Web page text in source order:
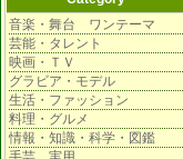
音楽・舞台 ワンテーマ
芸能・タレント
映画・ＴＶ
グラビア・モデル
生活・ファッション
料理・グルメ
情報・知識・科学・図鑑